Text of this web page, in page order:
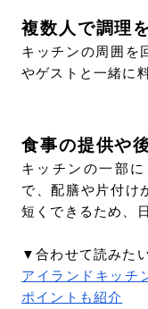
複数人で調理
キッチンの周囲を
やゲストと一緒に
食事の提供や
キッチンの一部
で、配膳や片付け
短くできるため、
▼合わせて読みた
アイランドキッチ
ポイントも紹介